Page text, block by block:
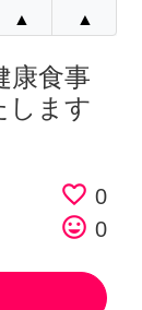
▲ ▲
康食事
します
favorite_border 0
tag_faces 0